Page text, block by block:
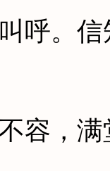
。信
，满